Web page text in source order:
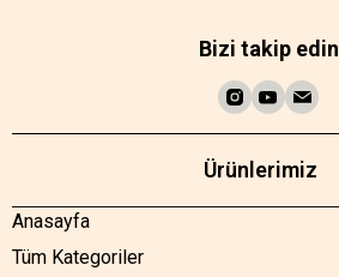
Bizi takip edin
Ürünlerimiz
Anasayfa
Tüm Kategoriler